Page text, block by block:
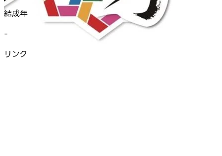
結成年
-
リンク